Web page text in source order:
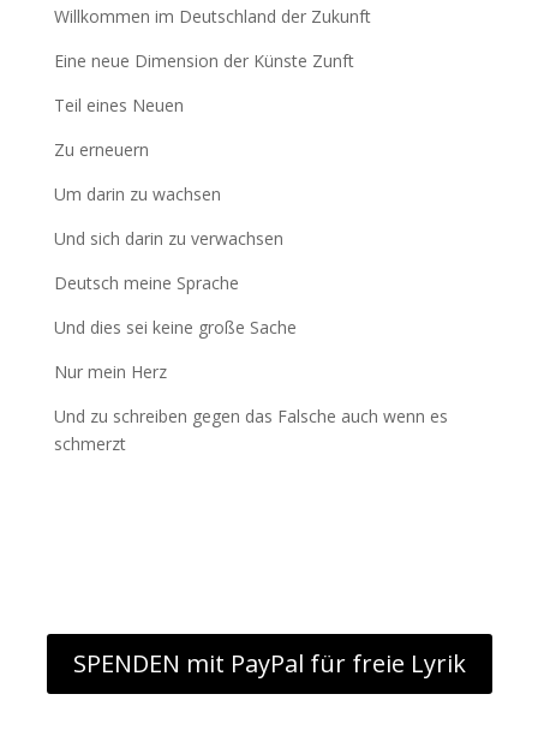
Willkommen im Deutschland der Zukunft
Eine neue Dimension der Künste Zunft
Teil eines Neuen
Zu erneuern
Um darin zu wachsen
Und sich darin zu verwachsen
Deutsch meine Sprache
Und dies sei keine große Sache
Nur mein Herz
Und zu schreiben gegen das Falsche auch wenn es
schmerzt
SPENDEN mit PayPal für freie Lyrik